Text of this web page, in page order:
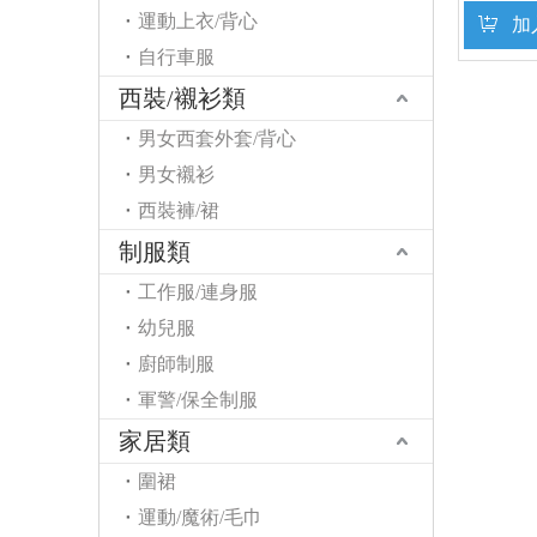
運動上衣/背心
自行車服
西裝/襯衫類
男女西套外套/背心
男女襯衫
西裝褲/裙
制服類
工作服/連身服
幼兒服
廚師制服
軍警/保全制服
家居類
圍裙
運動/魔術/毛巾
加